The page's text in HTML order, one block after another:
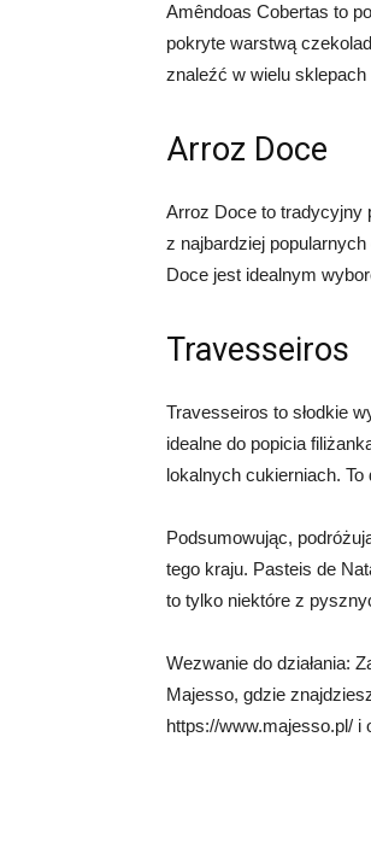
Amêndoas Cobertas to
pokryte warstwą
znaleźć w wielu sklepach
Arroz Doce
Arroz Doce to tradycyjny
z najbardziej
Doce jest idealnym
Travesseiros
Travesseiros to słodkie
idealne do popicia
lokalnych cukierniach. To
Podsumowując,
tego kraju. Pasteis de
to tylko niektóre z
Wezwanie do działania:
Majesso, gdzie
https://www.majesso.pl/ i